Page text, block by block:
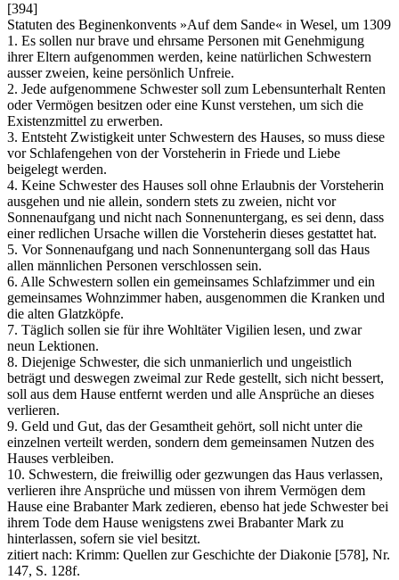
[394]
Statuten des Beginenkonvents »Auf dem Sande« in Wesel, um 1309
1. Es sollen nur brave und ehrsame Personen mit Genehmigung
ihrer Eltern aufgenommen werden, keine natürlichen Schwestern
ausser zweien, keine persönlich Unfreie.
2. Jede aufgenommene Schwester soll zum Lebensunterhalt Renten
oder Vermögen besitzen oder eine Kunst verstehen, um sich die
Existenzmittel zu erwerben.
3. Entsteht Zwistigkeit unter Schwestern des Hauses, so muss diese
vor Schlafengehen von der Vorsteherin in Friede und Liebe
beigelegt werden.
4. Keine Schwester des Hauses soll ohne Erlaubnis der Vorsteherin
ausgehen und nie allein, sondern stets zu zweien, nicht vor
Sonnenaufgang und nicht nach Sonnenuntergang, es sei denn, dass
einer redlichen Ursache willen die Vorsteherin dieses gestattet hat.
5. Vor Sonnenaufgang und nach Sonnenuntergang soll das Haus
allen männlichen Personen verschlossen sein.
6. Alle Schwestern sollen ein gemeinsames Schlafzimmer und ein
gemeinsames Wohnzimmer haben, ausgenommen die Kranken und
die alten Glatzköpfe.
7. Täglich sollen sie für ihre Wohltäter Vigilien lesen, und zwar
neun Lektionen.
8. Diejenige Schwester, die sich unmanierlich und ungeistlich
beträgt und deswegen zweimal zur Rede gestellt, sich nicht bessert,
soll aus dem Hause entfernt werden und alle Ansprüche an dieses
verlieren.
9. Geld und Gut, das der Gesamtheit gehört, soll nicht unter die
einzelnen verteilt werden, sondern dem gemeinsamen Nutzen des
Hauses verbleiben.
10. Schwestern, die freiwillig oder gezwungen das Haus verlassen,
verlieren ihre Ansprüche und müssen von ihrem Vermögen dem
Hause eine Brabanter Mark zedieren, ebenso hat jede Schwester bei
ihrem Tode dem Hause wenigstens zwei Brabanter Mark zu
hinterlassen, sofern sie viel besitzt.
zitiert nach: Krimm: Quellen zur Geschichte der Diakonie [578], Nr.
147, S. 128f.